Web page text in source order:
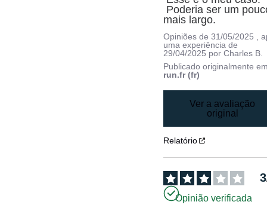
mais largo.
Opiniões de31/05/2025
,
uma experiência de
29/04/2025 porCharles B.
Publicado originalmente
run.fr (fr)
Ver a avaliação
original
Relatório
3
Opinião verificada